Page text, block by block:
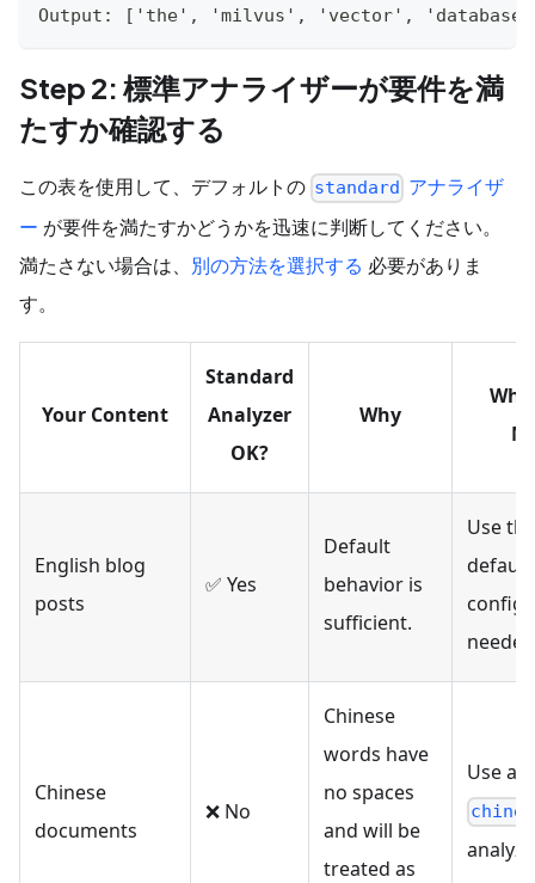
Output: ['the', 'milvus', 'vector',
Step 2: 標準アナライザーが要件を満
たすか確認する
この表を使用して、デフォルトの standard アナライザ
ー が要件を満たすかどうかを迅速に判断してください。
満たさない場合は、 別の方法を選択する 必要がありま
す。
Your Content
Standard
Analyzer
OK?
Why
English blog
posts
✅ Yes
Default
behavior is
sufficient.
Use the
default
Chinese
documents
❌ No
Chinese
words have
no spaces
and will be
treated as
Use a